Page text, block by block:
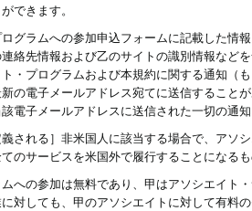
できます。
グラムへの参加申込フォームに記載した情
絡先情報および乙のサイトの識別情報など
・プログラムおよび本規約に関する通知（
の電子メールアドレス宛てに送信すること
電子メールアドレスに送信された一切の通
される］非米国人に該当する場合で、アソ
のサービスを米国外で履行することになる
への参加は無料であり、甲はアソシエイト
対しても、甲のアソシエイトに対して有料